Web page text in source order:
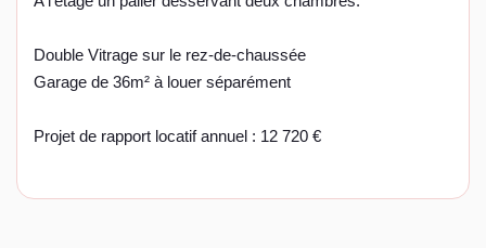
Double Vitrage sur le rez-de-chaussée
Garage de 36m² à louer séparément
Projet de rapport locatif annuel : 12 720 €